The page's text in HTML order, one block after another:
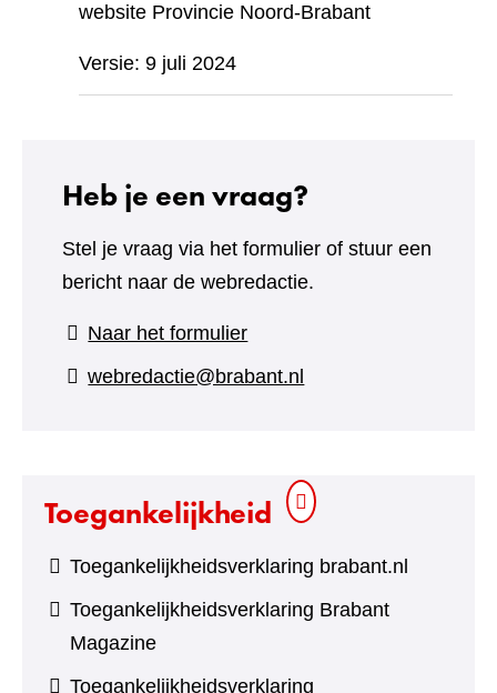
website Provincie Noord-Brabant
Versie: 9 juli 2024
Heb je een vraag?
Stel je vraag via het formulier of stuur een
bericht naar de webredactie.
Naar het formulier(verwijst
naar
webredactie@brabant.nl
Toegankelijkheid
Toegankelijkheidsverklaring brabant.nl
Toegankelijkheidsverklaring Brabant
Magazine
Toegankelijkheidsverklaring